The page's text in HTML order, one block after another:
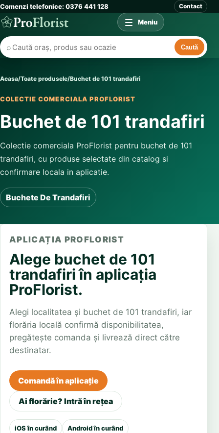
Comenzi telefonice: 0376 441 128 Contact
⌕ Caută
Meniu
Acasa/Toate produsele/Buchet de 101 trandafiri
COLECTIE COMERCIALA PROFLORIST
Buchet de 101 trandafiri
Colectie comerciala ProFlorist pentru buchet de 101
trandafiri, cu produse selectate din catalog si
confirmare locala in aplicatie.
Buchete De Trandafiri
APLICAȚIA PROFLORIST
Alege buchet de 101
trandafiri în aplicația
ProFlorist.
Alegi localitatea și buchet de 101 trandafiri, iar
florăria locală confirmă disponibilitatea,
pregătește comanda și livrează direct către
destinatar.
Comandă în aplicație
Ai florărie? Intră în rețea
iOS în curând Android în curând